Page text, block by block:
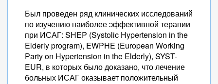
Был проведен ряд клинических исследований
по изучению наиболее эффективной терапии
при ИСАГ: SHEP (Systolic Hypertension in the
Elderly program), EWPHE (European Working
Party on Hypertension in the Elderly), SYST-
EUR, в которых было доказано, что лечение
больных ИСАГ оказывает положительный